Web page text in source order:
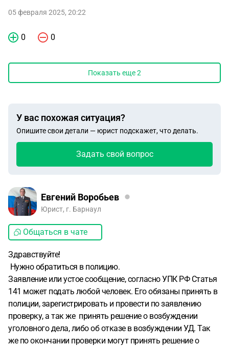
05 февраля 2025, 20:22
0 0
Показать еще2
У вас похожая ситуация?
Опишите свои детали — юрист подскажет, что делать.
Задать свой вопрос
Евгений Воробьев
Юрист, г. Барнаул
Общаться в чате
Здравствуйте!
Нужно обратиться в полицию.
Заявление или устое сообщение, согласно УПК РФ Статья
141 может подать любой человек. Его обязаны принять в
полиции, зарегистрировать и провести по заявлению
проверку, а так же принять решение о возбуждении
уголовного дела, либо об отказе в возбуждении УД. Так
же по окончании проверки могут принять решение о